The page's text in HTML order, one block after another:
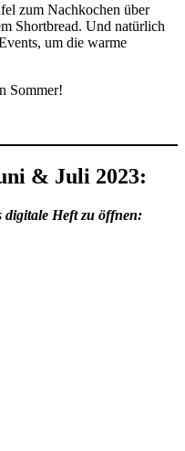
zum Nachkochen über
Shortbread. Und natürlich
um die warme
Sommer!
& Juli 2023:
digitale Heft zu öffnen: